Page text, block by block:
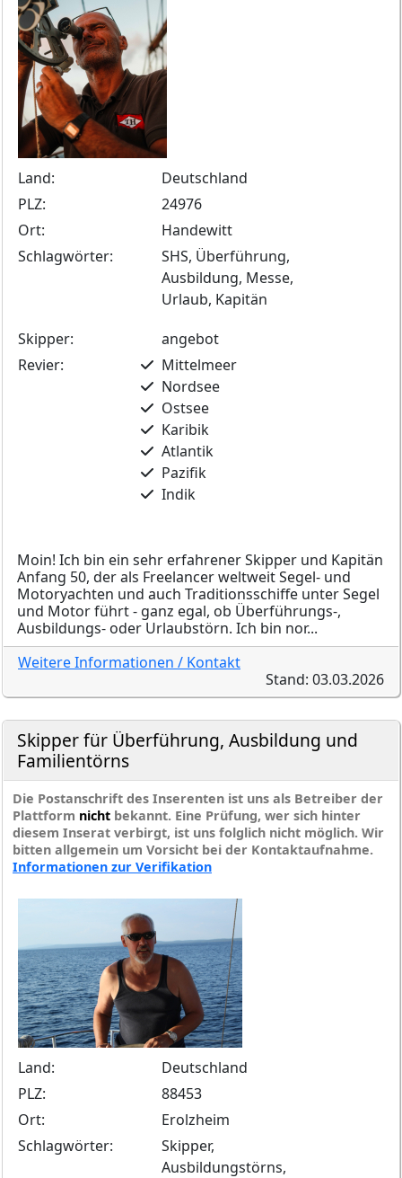
Land:
Deutschland
PLZ:
24976
Ort:
Handewitt
Schlagwörter:
SHS, Überführung,
Ausbildung, Messe,
Urlaub, Kapitän
Skipper:
angebot
Revier:
Mittelmeer
Nordsee
Ostsee
Karibik
Atlantik
Pazifik
Indik
Moin! Ich bin ein sehr erfahrener Skipper und Kapitän
Anfang 50, der als Freelancer weltweit Segel- und
Motoryachten und auch Traditionsschiffe unter Segel
und Motor führt - ganz egal, ob Überführungs-,
Ausbildungs- oder Urlaubstörn. Ich bin nor...
Weitere Informationen / Kontakt
Stand: 03.03.2026
Skipper für Überführung, Ausbildung und
Familientörns
Die Postanschrift des Inserenten ist uns als Betreiber der
Plattform nicht bekannt. Eine Prüfung, wer sich hinter
diesem Inserat verbirgt, ist uns folglich nicht möglich. Wir
bitten allgemein um Vorsicht bei der Kontaktaufnahme.
Informationen zur Verifikation
Land:
Deutschland
PLZ:
88453
Ort:
Erolzheim
Schlagwörter:
Skipper,
Ausbildungstörns,